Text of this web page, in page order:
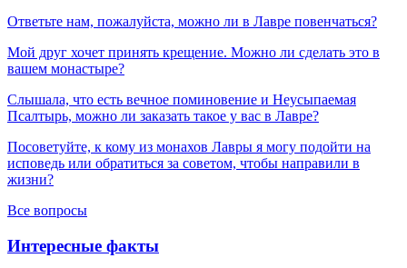
Ответьте нам, пожалуйста, можно ли в Лавре повенчаться?
Мой друг хочет принять крещение. Можно ли сделать это в
вашем монастыре?
Слышала, что есть вечное поминовение и Неусыпаемая
Псалтырь, можно ли заказать такое у вас в Лавре?
Посоветуйте, к кому из монахов Лавры я могу подойти на
исповедь или обратиться за советом, чтобы направили в
жизни?
Все вопросы
Интересные факты